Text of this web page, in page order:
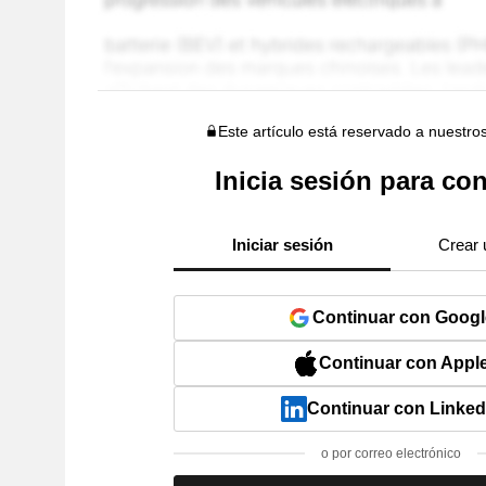
Este artículo está reservado a
Inicia sesión para
Iniciar sesión Crear
Continuar con
Continuar con
Continuar con
o por correo electrónico